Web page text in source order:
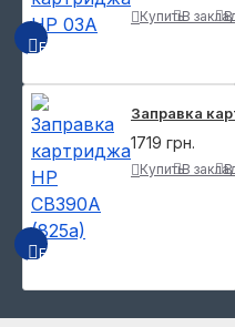
БЫСТРЫЙ ПРОСМОТР
КупитьВ В
БЫСТРЫЙ ПРОСМОТР
Заправка
1719 грн.
КупитьВ В